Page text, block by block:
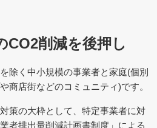
CO2削減を後押し
除く中小規模の事業者と家庭(個別
商店街などのコミュニティ)です。
策の大枠として、特定事業者に対
者排出量削減計画書制度」による